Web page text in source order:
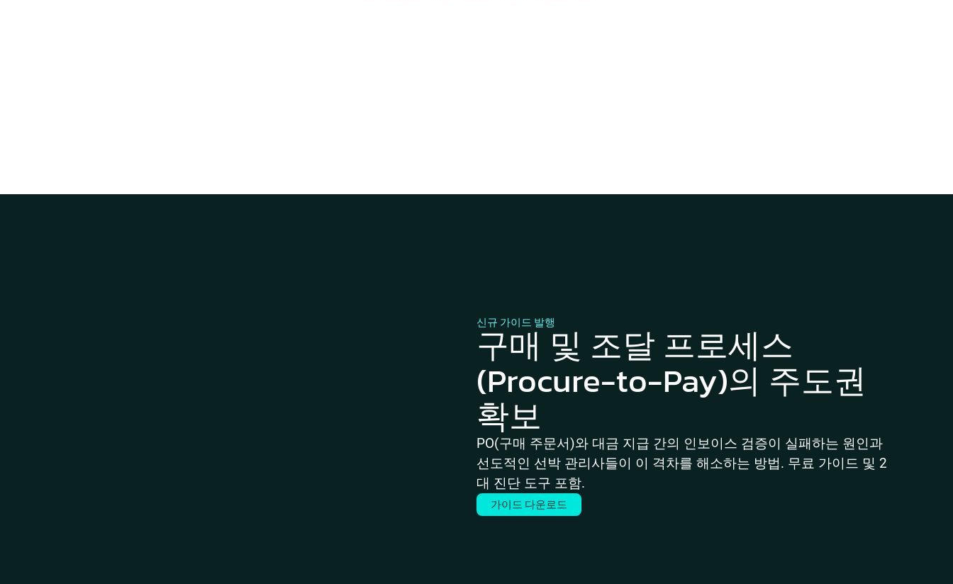
신규 가이드 발행
구매 및 조달 프로세스
(Procure-to-Pay)의 주도권
확보
PO(구매 주문서)와 대금 지급 간의 인보이스 검증이 실패하는 원인과
선도적인 선박 관리사들이 이 격차를 해소하는 방법. 무료 가이드 및 2
대 진단 도구 포함.
가이드 다운로드